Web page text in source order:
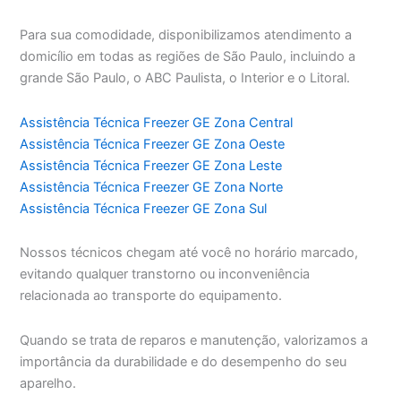
Para sua comodidade, disponibilizamos atendimento a
domicílio em todas as regiões de São Paulo, incluindo a
grande São Paulo, o ABC Paulista, o Interior e o Litoral.
Assistência Técnica Freezer GE Zona Central
Assistência Técnica Freezer GE Zona Oeste
Assistência Técnica Freezer GE Zona Leste
Assistência Técnica Freezer GE Zona Norte
Assistência Técnica Freezer GE Zona Sul
Nossos técnicos chegam até você no horário marcado,
evitando qualquer transtorno ou inconveniência
relacionada ao transporte do equipamento.
Quando se trata de reparos e manutenção, valorizamos a
importância da durabilidade e do desempenho do seu
aparelho.